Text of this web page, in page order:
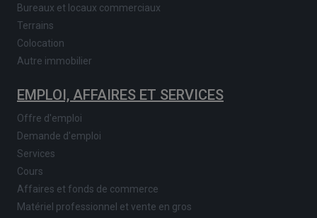
Bureaux et locaux commerciaux
Terrains
Colocation
Autre immobilier
EMPLOI, AFFAIRES ET SERVICES
Offre d'emploi
Demande d'emploi
Services
Cours
Affaires et fonds de commerce
Matériel professionnel et vente en gros